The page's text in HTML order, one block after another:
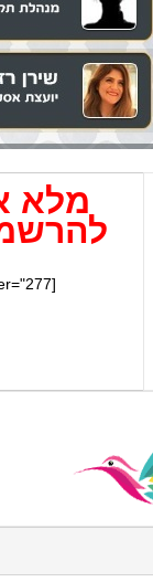
מלא
[adrotate banner="277"]